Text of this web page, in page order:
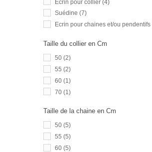
Ecrin pour collier (4)
Suédine (7)
Ecrin pour chaines et/ou pendentifs
Taille du collier en Cm
50 (2)
55 (2)
60 (1)
70 (1)
Taille de la chaine en Cm
50 (5)
55 (5)
60 (5)